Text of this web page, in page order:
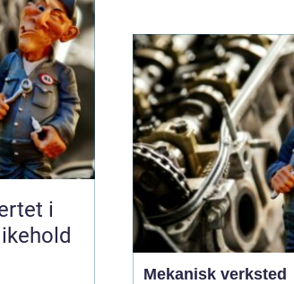
fortfarande fungerar? I
storstadsområdet kring
Stockholm har behovet
av
Mekanisk verksted